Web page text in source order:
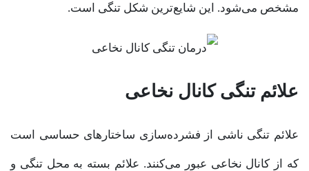
مشخص می‌شود. این شایع‌ترین شکل تنگی است.
علائم تنگی کانال نخاعی
علائم تنگی ناشی از فشرده‌سازی ساختار‌های حساسی است
که از کانال نخاعی عبور می‌کنند. علائم بسته به محل تنگی و